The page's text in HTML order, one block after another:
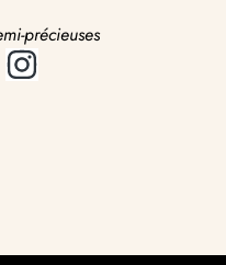
précieuses